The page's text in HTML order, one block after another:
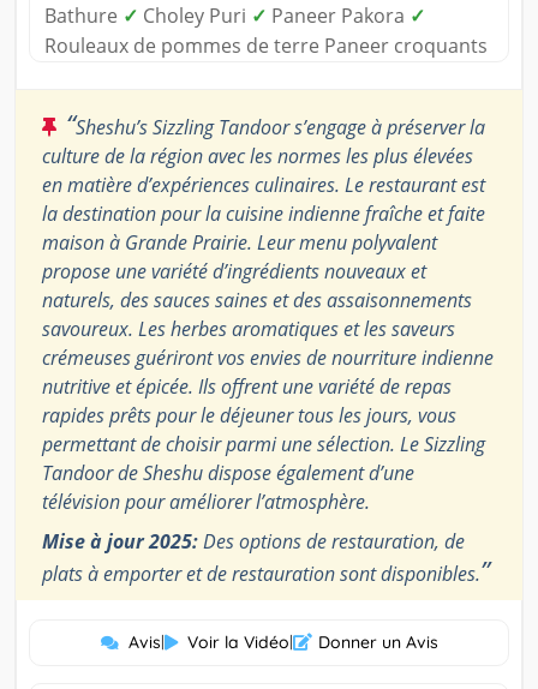
Bathure ✓ Choley Puri ✓ Paneer Pakora ✓
Rouleaux de pommes de terre Paneer croquants
“Sheshu’s Sizzling Tandoor s’engage à préserver la
culture de la région avec les normes les plus élevées
en matière d’expériences culinaires. Le restaurant est
la destination pour la cuisine indienne fraîche et faite
maison à Grande Prairie. Leur menu polyvalent
propose une variété d’ingrédients nouveaux et
naturels, des sauces saines et des assaisonnements
savoureux. Les herbes aromatiques et les saveurs
crémeuses guériront vos envies de nourriture indienne
nutritive et épicée. Ils offrent une variété de repas
rapides prêts pour le déjeuner tous les jours, vous
permettant de choisir parmi une sélection. Le Sizzling
Tandoor de Sheshu dispose également d’une
télévision pour améliorer l’atmosphère.
Mise à jour 2025:Des options de restauration, de
plats à emporter et de restauration sont disponibles.”
Avis| Voir la Vidéo| Donner un Avis